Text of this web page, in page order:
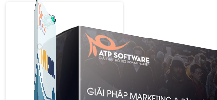
Công Cụ Marketing
1,066 bài viết